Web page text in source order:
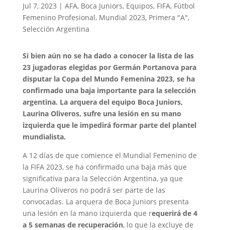
Jul 7, 2023 | AFA, Boca Juniors, Equipos, FIFA, Fútbol
Femenino Profesional, Mundial 2023, Primera "A",
Selección Argentina
Si bien aún no se ha dado a conocer la lista de las
23 jugadoras elegidas por Germán Portanova para
disputar la Copa del Mundo Femenina 2023, se ha
confirmado una baja importante para la selección
argentina. La arquera del equipo Boca Juniors,
Laurina Oliveros, sufre una lesión en su mano
izquierda que le impedirá formar parte del plantel
mundialista.
A 12 días de que comience el Mundial Femenino de
la FIFA 2023, se ha confirmado una baja más que
significativa para la Selección Argentina, ya que
Laurina Oliveros no podrá ser parte de las
convocadas. La arquera de Boca Juniors presenta
una lesión en la mano izquierda que requerirá de 4
a 5 semanas de recuperación, lo que la excluye de